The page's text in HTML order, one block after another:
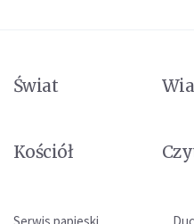
Świat
Kościół